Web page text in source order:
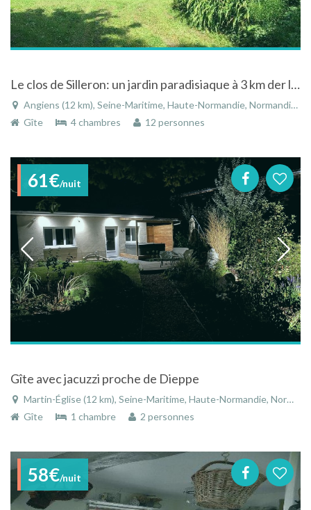
Le clos de Silleron: un jardin paradisiaque à 3 km der la mer
Angiens (12 km), Seine-Maritime, Haute-Normandie, Normandie, France
Gîte
4 chambres 12 personnes
61€/nuit
Gîte avec jacuzzi proche de Dieppe
Martin-Église (12 km), Seine-Maritime, Haute-Normandie, Normandie, France
Gîte
1 chambre 2 personnes
58€/nuit